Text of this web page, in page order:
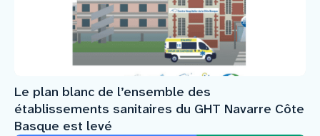
Le plan blanc de l’ensemble des
établissements sanitaires du GHT Navarre Côte
Basque est levé